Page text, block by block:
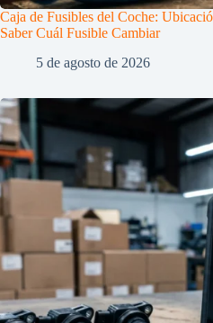
Caja de Fusibles del Coche:
Saber Cuál Fusible Cambiar
5 de agosto de 2026